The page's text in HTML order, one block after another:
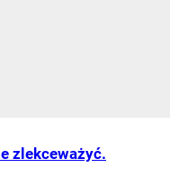
zlekceważyć.